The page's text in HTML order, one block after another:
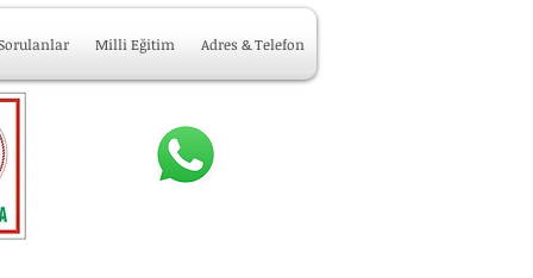
Milli Eğitim Adres & Telefon